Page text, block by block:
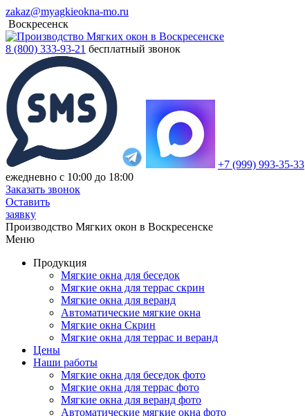
zakaz@myagkieokna-mo.ru
Воскресенск
8 (800) 333-93-21 бесплатный звонок
+7 (999) 993-35-33
ежедневно с 10:00 до 18:00
Заказать звонок
Оставить
заявку
Производство Мягких окон в Воскресенске
Меню
Продукция
Мягкие окна для беседок
Мягкие окна для террас скрин
Мягкие окна для веранд
Автоматические мягкие окна
Мягкие окна Скрин
Мягкие окна для террас и веранд
Цены
Наши работы
Мягкие окна для беседок фото
Мягкие окна для террас фото
Мягкие окна для веранд фото
Автоматические мягкие окна фото